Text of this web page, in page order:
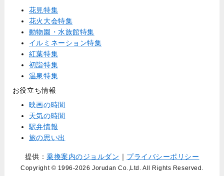
花見特集
花火大会特集
動物園・水族館特集
イルミネーション特集
紅葉特集
初詣特集
温泉特集
お役立ち情報
映画の時間
天気の時間
駅弁情報
旅の思い出
提供：乗換案内のジョルダン ｜ プライバシーポリシー
Copyright © 1996-2026 Jorudan Co.,Ltd. All Rights Reserved.